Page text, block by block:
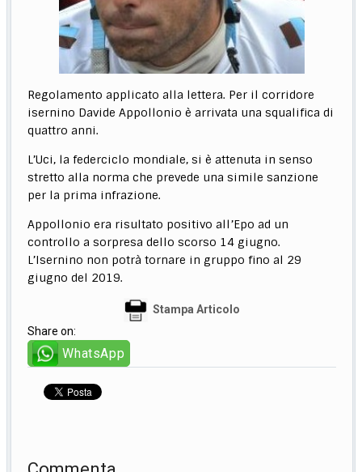
Regolamento applicato alla lettera. Per il corridore
isernino Davide Appollonio è arrivata una squalifica di
quattro anni.
L’Uci, la federciclo mondiale, si è attenuta in senso
stretto alla norma che prevede una simile sanzione
per la prima infrazione.
Appollonio era risultato positivo all’Epo ad un
controllo a sorpresa dello scorso 14 giugno.
L’Isernino non potrà tornare in gruppo fino al 29
giugno del 2019.
Stampa Articolo
Share on:
WhatsApp